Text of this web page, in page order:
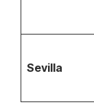
Sevilla